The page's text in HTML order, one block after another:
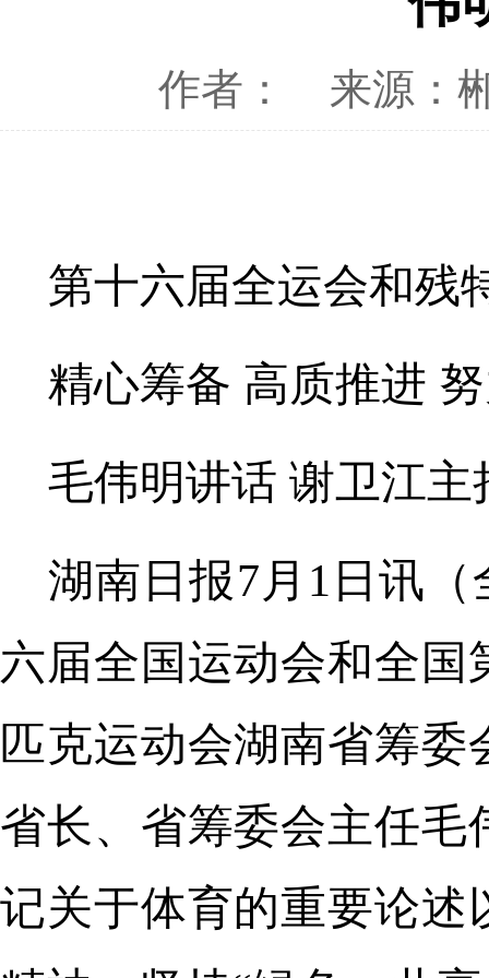
作者： 来源：
第十六届全运会和残
精心筹备 高质推进
毛伟明讲话 谢卫江主
湖南日报7月1日讯
六届全国运动会和全
匹克运动会湖南省筹
省长、省筹委会主任
记关于体育的重要论述